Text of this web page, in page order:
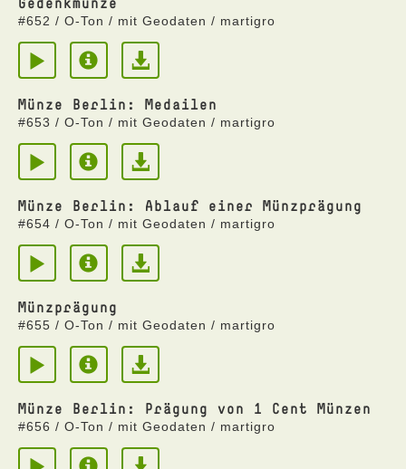
#652 / O-Ton / mit Geodaten / martigro
Münze Berlin: Medailen
#653 / O-Ton / mit Geodaten / martigro
Münze Berlin: Ablauf einer Münzprägung
#654 / O-Ton / mit Geodaten / martigro
Münzprägung
#655 / O-Ton / mit Geodaten / martigro
Münze Berlin: Prägung von 1 Cent Münzen
#656 / O-Ton / mit Geodaten / martigro